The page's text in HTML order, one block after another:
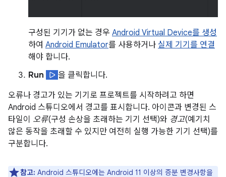
구성된 기기가 없는 경우 Android Virtual Device를 생성
하여 Android Emulator를 사용하거나 실제 기기를 연결
해야 합니다.
Run
을 클릭합니다.
오류나 경고가 있는 기기로 프로젝트를 시작하려고 하면
Android 스튜디오에서 경고를 표시합니다. 아이콘과 변경된 스
타일이 오류(구성 손상을 초래하는 기기 선택)와 경고(예기치
않은 동작을 초래할 수 있지만 여전히 실행 가능한 기기 선택)를
구분합니다.
참고: Android 스튜디오에는 Android 11 이상의 증분 변경사항을